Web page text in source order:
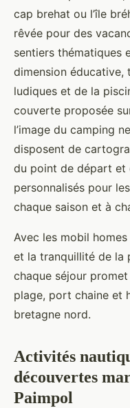
cap brehat ou l’île
rêvée pour des
sentiers thématiques
dimension
ludiques et de la
couverte proposée
l’image du camping
disposent de
du point de départ et
personnalisés pour
chaque saison et à
Avec les mobil
et la tranquillité de la
chaque séjour
plage, port chaine et
bretagne nord.
Activités
découvertes
Paimpol